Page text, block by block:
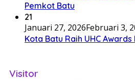
Pemkot Batu
21
Januari 27, 2026Februari 3,
Kota Batu Raih UHC
Visitor